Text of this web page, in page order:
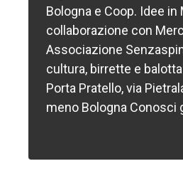
Bologna e Coop. Idee
collaborazione con
Associazione
cultura, birrette e
Porta Pratello, via
meno Bologna Conosci